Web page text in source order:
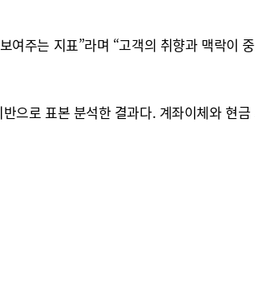
주는 지표”라며 “고객의 취향과 맥락이
으로 표본 분석한 결과다. 계좌이체와 현